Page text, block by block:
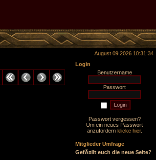
August 09 2026 10:31:34
Login
Benutzername
Passwort
Passwort vergessen?
Um ein neues Passwort
anzufordern klicke hier.
Mitglieder Umfrage
GefÃ¤llt euch die neue Seite?